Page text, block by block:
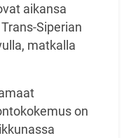
aikansa
Siperian
matkalla
on